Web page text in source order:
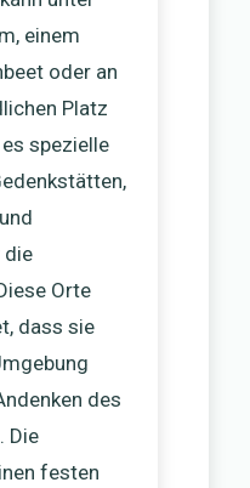
einem
oder an
Platz
spezielle
die
Orte
dass sie
des
Die
festen